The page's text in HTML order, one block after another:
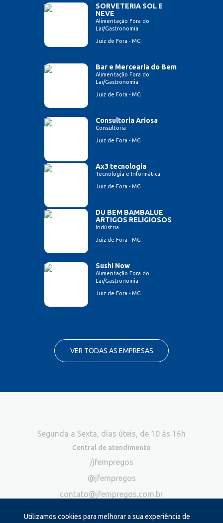
SORVETERIA SOL E
NEVE
Alimentação Fora do
Lar/Gastronomia
Juiz de Fora - MG
Bar e Mercearia do Bem
Alimentação Fora do
Lar/Gastronomia
Juiz de Fora - MG
Consultoria Ariosa
Consultoria
Juiz de Fora - MG
Ax3 tecnologia
Tecnologia e Informática
Juiz de Fora - MG
DU BEM BAMBALUE
ARTIGOS RELIGIOSOS
Indústria
Juiz de Fora - MG
Sushi Now
Alimentação Fora do
Lar/Gastronomia
Juiz de Fora - MG
VER TODAS AS EMPRESAS
Utilizamos cookies para melhorar a sua experiência de
Segunda a Sexta, dias úteis, de 10 às 16h
Central de atendimento
/jfempregos
@jfempregos
contato@jfempregos.com.br